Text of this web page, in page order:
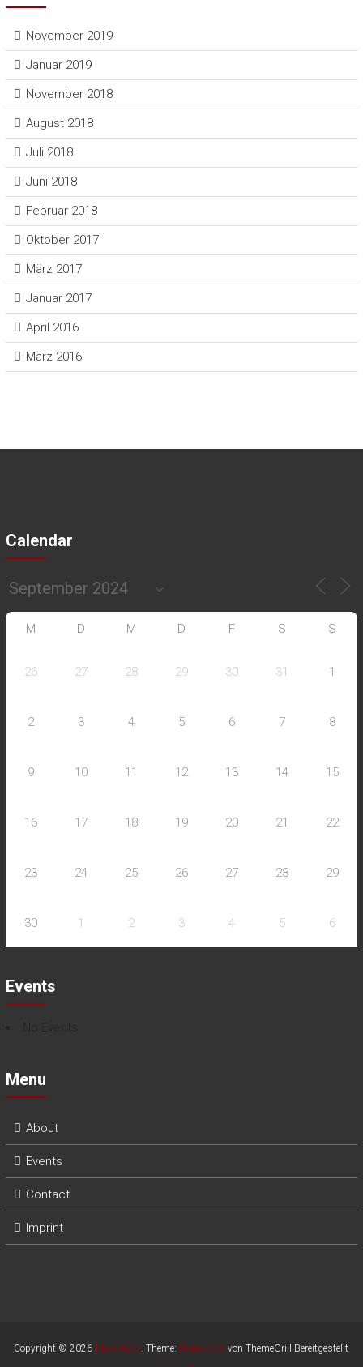
November 2019
Januar 2019
November 2018
August 2018
Juli 2018
Juni 2018
Februar 2018
Oktober 2017
März 2017
Januar 2017
April 2016
März 2016
Calendar
M D M D F S S
26 27 28 29 30 31 1
2 3 4 5 6 7 8
9 10 11 12 13 14 15
16 17 18 19 20 21 22
23 24 25 26 27 28 29
30 1 2 3 4 5 6
Events
Menu
About
Events
Contact
Imprint
Copyright © 2026 Marc Hype. Theme: Himalayas von ThemeGrill Bereitgestellt